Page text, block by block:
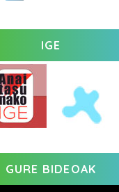
IGE
GURE BIDEOAK